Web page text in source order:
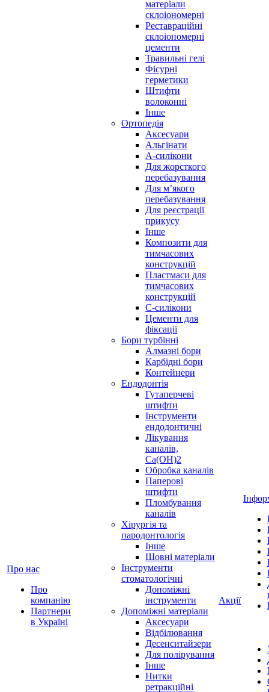
Про нас
Про
компанію
Партнери
в Україні
матеріали
склоіономерні
Реставраційні
склоіономерні
цементи
Травильні гелі
Фісурні
герметики
Штифти
волоконні
Інше
Ортопедія
Аксесуари
Альгінати
А-силікони
Для жорсткого
перебазування
Для м’якого
перебазування
Для реєстрації
прикусу
Інше
Композити для
тимчасових
конструкцій
Пластмаси для
тимчасових
конструкцій
С-силікони
Цементи для
фіксації
Бори турбінні
Алмазні бори
Карбідні бори
Контейнери
Ендодонтія
Гутаперчеві
штифти
Інструменти
ендодонтичні
Лікування
каналів,
Ca(OH)2
Обробка каналів
Паперові
штифти
Пломбування
каналів
Хірургія та
пародонтологія
Інше
Шовні матеріали
Інструменти
стоматологічні
Допоміжні
інструменти
Допоміжні матеріали
Аксесуари
Відбілювання
Десенситайзери
Для полірування
Інше
Нитки
ретракційні
Акції